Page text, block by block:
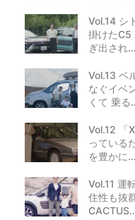
Vol.14 シ
掛けたC5
ぎ出され…
Vol.13 ベ
なぐイベ
くて 乗る
Vol.12 「
っている
を豊かに…
Vol.11 運
住性も抜